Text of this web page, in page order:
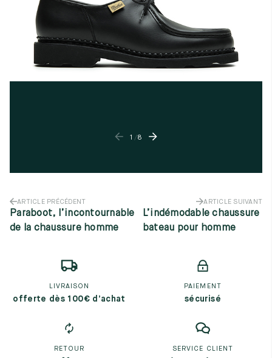
1 /8
ARTICLE PRÉCÉDENT
Paraboot, l’incontournable
de la chaussure homme
ARTICLE SUIVANT
L’indémodable chaussure
bateau pour homme
LIVRAISON
offerte dès 100€ d’achat
PAIEMENT
sécurisé
RETOUR SERVICE CLIENT